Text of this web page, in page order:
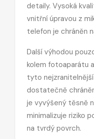
detaily. Vysoká
vnitřní úpravou z
telefon je chráněn
Další výhodou
kolem fotoaparátu
tyto
dostatečně
je vyvýšený těsně
minimalizuje riziko
na tvrdý povrch.